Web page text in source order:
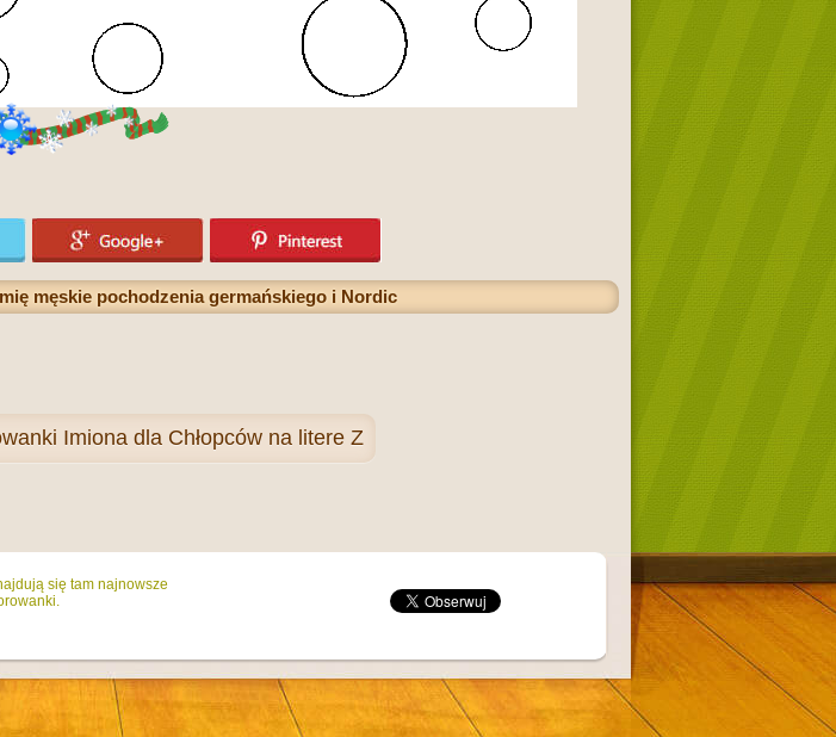
męskie pochodzenia germańskiego i Nordic
Imiona dla Chłopców na litere Z
się tam najnowsze